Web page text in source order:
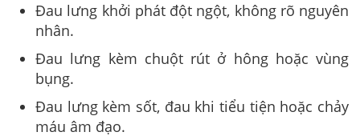
Đau lưng khởi phát đột ngột, không rõ nguyên
nhân.
Đau lưng kèm chuột rút ở hông hoặc vùng
bụng.
Đau lưng kèm sốt, đau khi tiểu tiện hoặc chảy
máu âm đạo.